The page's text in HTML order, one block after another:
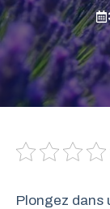
Plongez dans